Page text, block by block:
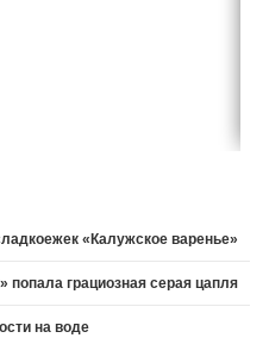
«Калужское варенье»
попала грациозная серая цапля
на воде